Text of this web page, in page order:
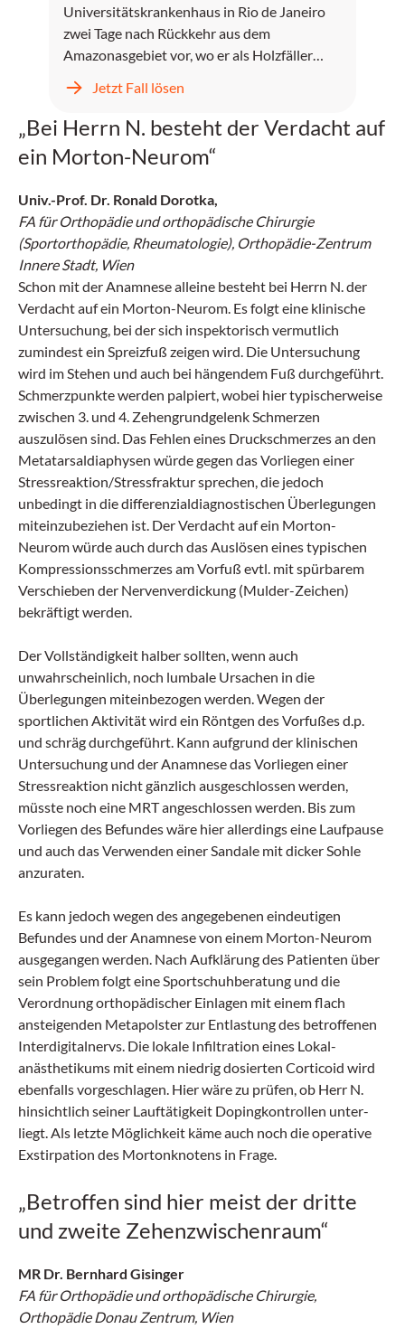
Universitätskrankenhaus in Rio de Janeiro
zwei Tage nach Rückkehr aus dem
Amazonasgebiet vor, wo er als Holzfäller
gearbeitet hat.
Jetzt Fall lösen
„Bei Herrn N. besteht der Verdacht auf
ein Morton-Neurom“
Univ.-Prof. Dr. Ronald Dorotka,
FA für Orthopädie und orthopädische Chirurgie
(Sportorthopädie, Rheumatologie), Orthopädie-Zentrum
Innere Stadt, Wien
Schon mit der Anamnese alleine besteht bei Herrn N. der
Verdacht auf ein Morton-Neurom. Es folgt eine klinische
Untersuchung, bei der sich inspektorisch vermutlich
zumindest ein Spreizfuß zeigen wird. Die Untersuchung
wird im Stehen und auch bei hängendem Fuß durchgeführt.
Schmerzpunkte werden palpiert, wobei hier typischerweise
zwischen 3. und 4. Zehengrundgelenk Schmerzen
auszulösen sind. Das Fehlen eines Druckschmerzes an den
Metatarsaldiaphysen würde gegen das Vorliegen einer
Stressreaktion/Stressfraktur sprechen, die jedoch
unbedingt in die differenzialdiagnostischen Überlegungen
miteinzubeziehen ist. Der Verdacht auf ein Morton-
Neurom würde auch durch das Auslösen eines typischen
Kompressionsschmerzes am Vorfuß evtl. mit spürbarem
Verschieben der Nervenverdickung (Mulder-Zeichen)
bekräftigt werden.
Der Vollständigkeit halber sollten, wenn auch
unwahrscheinlich, noch lumbale Ursachen in die
Überlegungen miteinbezogen werden. Wegen der
sportlichen Aktivität wird ein Röntgen des Vorfußes d.p.
und schräg durchgeführt. Kann aufgrund der klinischen
Untersuchung und der Anamnese das Vorliegen einer
Stressreaktion nicht gänzlich ausgeschlossen werden,
müsste noch eine MRT angeschlossen werden. Bis zum
Vorliegen des Befundes wäre hier allerdings eine Laufpause
und auch das Verwenden einer Sandale mit dicker Sohle
anzuraten.
Es kann jedoch wegen des angegebenen eindeutigen
Befundes und der Anamnese von einem Morton-Neurom
ausgegangen werden. Nach Aufklärung des Patienten über
sein Problem folgt eine Sportschuhberatung und die
Verordnung orthopädischer Einlagen mit einem flach
ansteigenden ­Metapolster zur Entlastung des betroffenen
Interdigitalnervs. Die lokale Infiltration eines Lokal­
anästhetikums mit einem niedrig dosierten Corticoid wird
ebenfalls vorgeschlagen. Hier wäre zu prüfen, ob Herr N.
hinsichtlich seiner Lauftätigkeit Dopingkontrollen unter­
liegt. Als letzte Möglichkeit käme auch noch die operative
Exstirpation des Mortonknotens in Frage.
„Betroffen sind hier meist der dritte
und zweite Zehenzwischenraum“
MR Dr. Bernhard Gisinger
FA für Orthopädie und orthopädische Chirurgie,
Orthopädie Donau Zentrum, Wien